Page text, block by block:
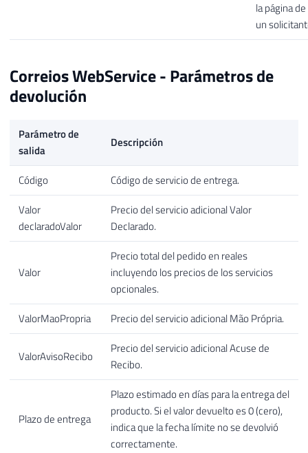
la página de
un
Correios WebService - Parámetros de
devolución
Parámetro de
salida
Descripción
Código
Código de servicio de entrega.
Valor
declaradoValor
Precio del servicio adicional Valor
Declarado.
Valor
Precio total del pedido en reales
incluyendo los precios de los servicios
opcionales.
ValorMaoPropria
Precio del servicio adicional Mão Própria.
ValorAvisoRecibo
Precio del servicio adicional Acuse de
Recibo.
Plazo de entrega
Plazo estimado en días para la entrega del
producto. Si el valor devuelto es 0 (cero),
indica que la fecha límite no se devolvió
correctamente.